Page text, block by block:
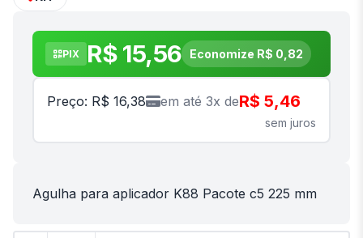
PIX R$ 15,56 Economize R$ 0,82
Preço: R$ 16,38 em até 3x deR$ 5,46
sem juros
Agulha para aplicador K88 Pacote c5 225 mm